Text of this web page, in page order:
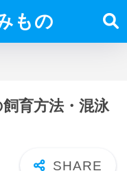
もの
育方法・混泳